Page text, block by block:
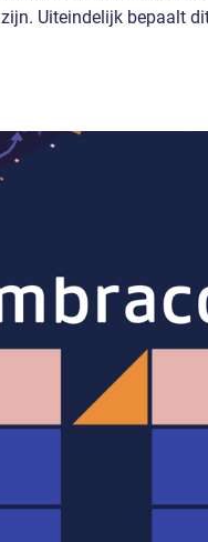
zijn. Uiteindelijk bepaalt